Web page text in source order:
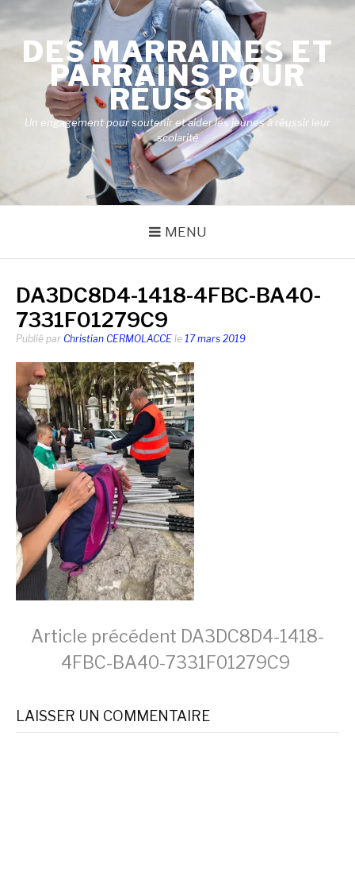
contenuDES MARRAINES ET
PARRAINS POUR
RÉUSSIR
Un engagement pour soutenir et aider les jeunes à réussir leur
scolarité
MENU
DA3DC8D4-1418-4FBC-BA40-
7331F01279C9
Publié par Christian CERMOLACCE le 17 mars 2019
Lire
la
suite
Article précédent DA3DC8D4-1418-
4FBC-BA40-7331F01279C9
LAISSER UN COMMENTAIRE